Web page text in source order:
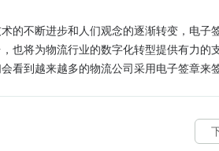
的不断进步和人们观念的逐渐转变，电子
也将为物流行业的数字化转型提供有力的
看到越来越多的物流公司采用电子签章来